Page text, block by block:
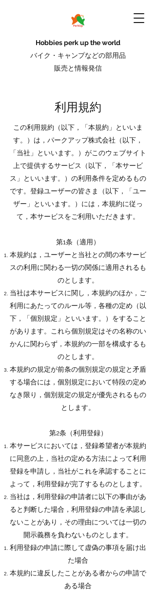
Hobbies perk up the world
バイク・キャンプなどの部用品
販売と情報発信
利用規約
この利用規約（以下，「本規約」といいま
す。）は，パークアップ株式会社（以下，
「当社」といいます。）がこのウェブサイト
上で提供するサービス（以下，「本サービ
ス」といいます。）の利用条件を定めるもの
です。登録ユーザーの皆さま（以下，「ユー
ザー」といいます。）には，本規約に従っ
て，本サービスをご利用いただきます。
第1条（適用）
本規約は，ユーザーと当社との間の本サービ
スの利用に関わる一切の関係に適用されるも
のとします。
当社は本サービスに関し，本規約のほか，ご
利用にあたってのルール等，各種の定め（以
下，「個別規定」といいます。）をすること
があります。これら個別規定はその名称のい
かんに関わらず，本規約の一部を構成するも
のとします。
本規約の規定が前条の個別規定の規定と矛盾
する場合には，個別規定において特段の定め
なき限り，個別規定の規定が優先されるもの
とします。
第2条（利用登録）
本サービスにおいては，登録希望者が本規約
に同意の上，当社の定める方法によって利用
登録を申請し，当社がこれを承認することに
よって，利用登録が完了するものとします。
当社は，利用登録の申請者に以下の事由があ
ると判断した場合，利用登録の申請を承認し
ないことがあり，その理由については一切の
開示義務を負わないものとします。
利用登録の申請に際して虚偽の事項を届け出
た場合
本規約に違反したことがある者からの申請で
ある場合